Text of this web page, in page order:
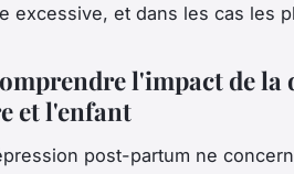
excessive, et dans les cas les
l'impact de
et l'enfant
post-partum ne